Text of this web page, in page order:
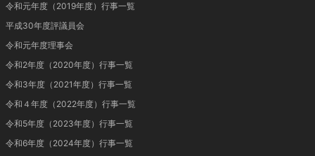
令和元年度（2019年度）行事一覧
平成30年度評議員会
令和元年度理事会
令和2年度（2020年度）行事一覧
令和3年度（2021年度）行事一覧
令和４年度（2022年度）行事一覧
令和5年度（2023年度）行事一覧
令和6年度（2024年度）行事一覧